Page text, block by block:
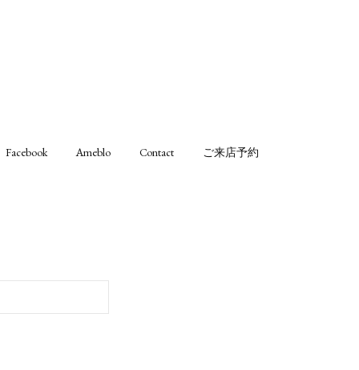
Facebook Ameblo Contact ご来店予約